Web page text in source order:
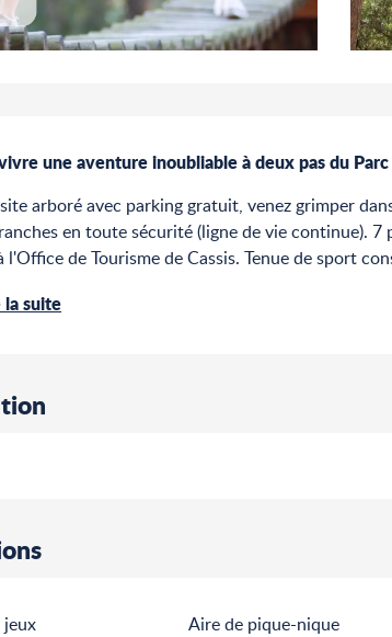
une aventure inoubliable à deux pas du
arboré avec parking gratuit, venez grimper
en toute sécurité (ligne de vie continue). 7
l'Office de Tourisme de Cassis. Tenue de sport
la suite
jeux Aire de pique-nique